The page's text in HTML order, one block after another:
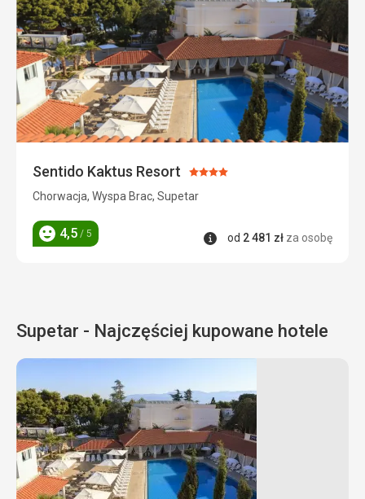
Sentido Kaktus Resort Ocena:
4/5
Chorwacja, Wyspa Brac, Supetar
Ocena
4,5 / 5 Informacje
od 2 481 zł za osobę
Supetar - Najczęściej kupowane hotele